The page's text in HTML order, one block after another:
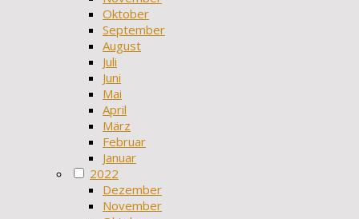
Oktober
September
August
Juli
Juni
Mai
April
März
Februar
Januar
2022
Dezember
November